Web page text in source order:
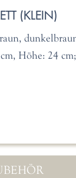
(KLEIN)
Höhe: 24